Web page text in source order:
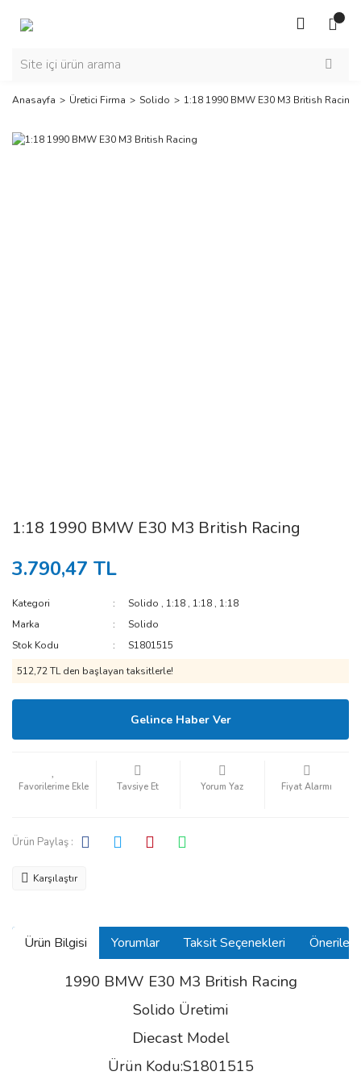
Anasayfa Üretici Firma Solido 1:18 1990 BMW E30 M3 British Racing
1:18 1990 BMW E30 M3 British Racing
3.790,47 TL
Kategori Solido , 1:18 , 1:18 , 1:18
Marka
Solido
Stok Kodu
S1801515
512,72 TL den başlayan taksitlerle!
Gelince Haber Ver
Tavsiye Et Yorum Yaz Fiyat Alarmı
Ürün Paylaş :
Karşılaştır
Ürün Bilgisi Yorumlar Taksit Seçenekleri
1990 BMW E30 M3 British Racing
Solido Üretimi
Diecast Model
Ürün Kodu:S1801515